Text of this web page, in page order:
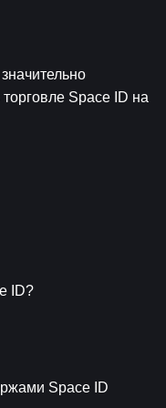
Space ID на
ID?
Space ID